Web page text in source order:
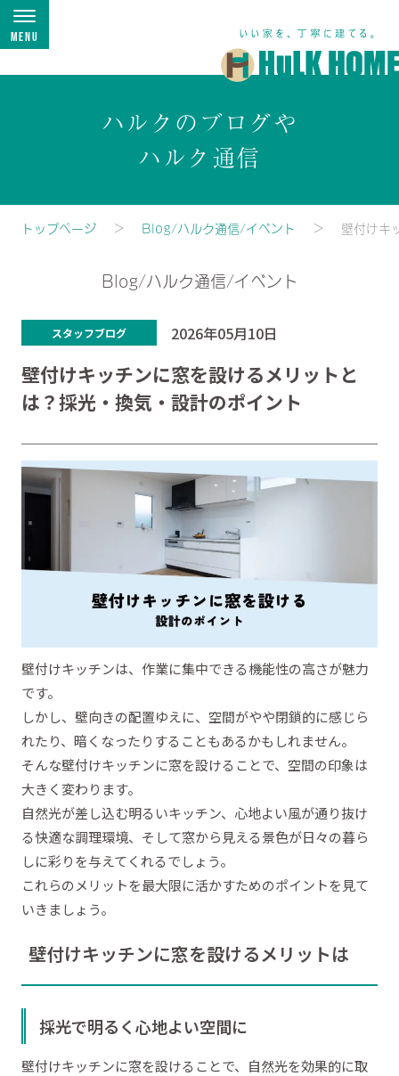
Menu
ハルクのブログや
ハルク通信
トップページ Blog/ハルク通信/イベント 壁付けキ
Blog/ハルク通信/イベント
スタッフブログ 2026年05月10日
壁付けキッチンに窓を設けるメリットと
は？採光・換気・設計のポイント
壁付けキッチンは、作業に集中できる機能性の高さが魅力
です。
しかし、壁向きの配置ゆえに、空間がやや閉鎖的に感じら
れたり、暗くなったりすることもあるかもしれません。
そんな壁付けキッチンに窓を設けることで、空間の印象は
大きく変わります。
自然光が差し込む明るいキッチン、心地よい風が通り抜け
る快適な調理環境、そして窓から見える景色が日々の暮ら
しに彩りを与えてくれるでしょう。
これらのメリットを最大限に活かすためのポイントを見て
いきましょう。
壁付けキッチンに窓を設けるメリットは
採光で明るく心地よい空間に
壁付けキッチンに窓を設けることで、自然光を効果的に取